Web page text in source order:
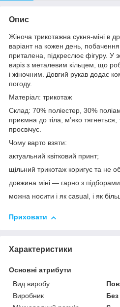
Опис
Жіноча трикотажна сукня-міні в
варіант на кожен день,
приталена, підкреслює фігуру. У
виріз з металевим кільцем, що
і жіночним. Довгий рукав додає
погоду.
Матеріал: трикотаж
Склад: 70% поліестер, 30%
приємна до тіла, м’яко
просвічує.
Чому варто взяти:
актуальний квітковий принт;
щільний трикотаж коригує та не
довжина міні — гарно з
можна носити і як casual, і як
Приховати
Характеристики
Основні атрибути
Вид виробу
Виробник